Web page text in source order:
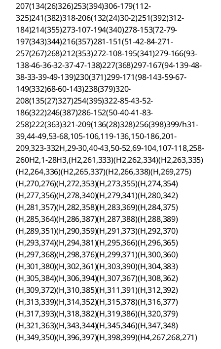
207(134(26)326)253(394)306-179(112-
325)241(382)318-206(132(24)30-2)251(392)312-
184)214(355)273-107-194(340)278-153(72-79-
197(343)344)216(357)281-151(51-42-84-271-
257(267)268)212(353)272-108-195(341)279-166(93-
138-46-36-32-37-47-138)227(368)297-167(94-139-48-
38-33-39-49-139)230(371)299-171(98-143-59-67-
149(332)68-60-143)238(379)320-
208(135(27)327)254(395)322-85-43-52-
186(322)246(387)286-152(50-40-41-83-
258)222(363)321-209(136(28)328)256(398)399/h31-
39,44-49,53-68,105-106,119-136,150-186,201-
209,323-332H,29-30,40-43,50-52,69-104,107-118,258-
260H2,1-28H3,(H2,261,333)(H2,262,334)(H2,263,335)
(H2,264,336)(H2,265,337)(H2,266,338)(H,269,275)
(H,270,276)(H,272,353)(H,273,355)(H,274,354)
(H,277,356)(H,278,340)(H,279,341)(H,280,342)
(H,281,357)(H,282,358)(H,283,369)(H,284,375)
(H,285,364)(H,286,387)(H,287,388)(H,288,389)
(H,289,351)(H,290,359)(H,291,373)(H,292,370)
(H,293,374)(H,294,381)(H,295,366)(H,296,365)
(H,297,368)(H,298,376)(H,299,371)(H,300,360)
(H,301,380)(H,302,361)(H,303,390)(H,304,383)
(H,305,384)(H,306,394)(H,307,367)(H,308,362)
(H,309,372)(H,310,385)(H,311,391)(H,312,392)
(H,313,339)(H,314,352)(H,315,378)(H,316,377)
(H,317,393)(H,318,382)(H,319,386)(H,320,379)
(H,321,363)(H,343,344)(H,345,346)(H,347,348)
(H,349,350)(H,396,397)(H,398,399)(H4,267,268,271)